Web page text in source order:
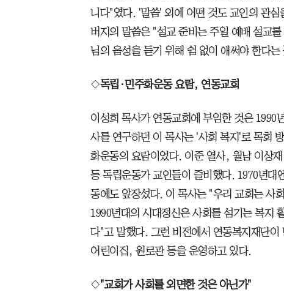
니다"였다. '말씀' 외에 어떤 것도 교인의 관
버지의 말씀은 "설교 준비는 주일 예배 설교
님의 음성을 듣기 위해 쉼 없이 애써야 한다는
◇독립·민주화운동 요람, 연동교회
이성희 목사가 연동교회에 부임한 것은
사를 연구하던 이 목사는 '사회 복지'로 목회
화운동의 요람이었다. 이준 열사, 월남 이상
등 독립운동가 교인들이 즐비했다. 1970년대
동에도 앞장섰다. 이 목사는 "우리 교회는 사
1990년대의 시대정신은 사회를 섬기는 복지
다"고 말했다. 그런 비전에서 연동복지재단
어린이집, 원로관 등을 운영하고 있다.
◇"교회가 사회를 외면한 것은 아닌가"